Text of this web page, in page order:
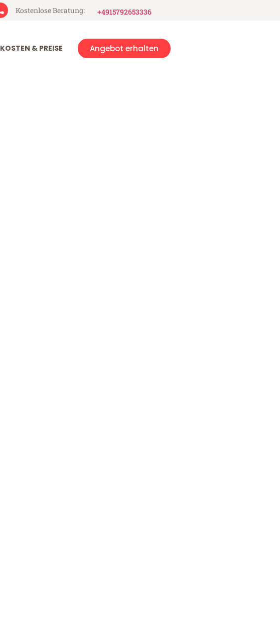
Kostenlose Beratung: +4915792653336
KOSTEN & PREISE Angebot erhalten